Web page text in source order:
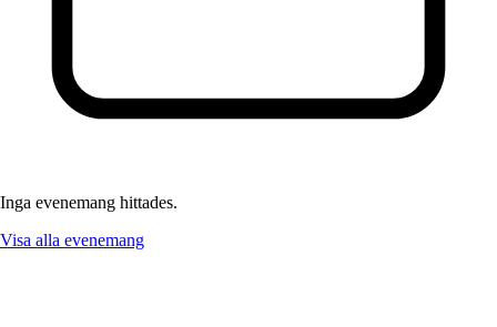
Inga evenemang hittades.
Visa alla evenemang